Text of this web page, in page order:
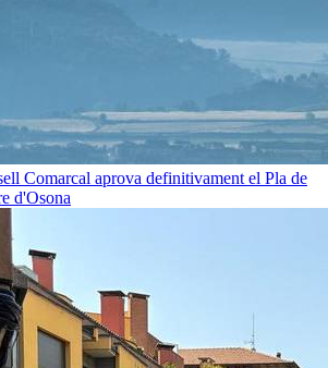
Comarcal aprova definitivament el Pla de
d'Osona